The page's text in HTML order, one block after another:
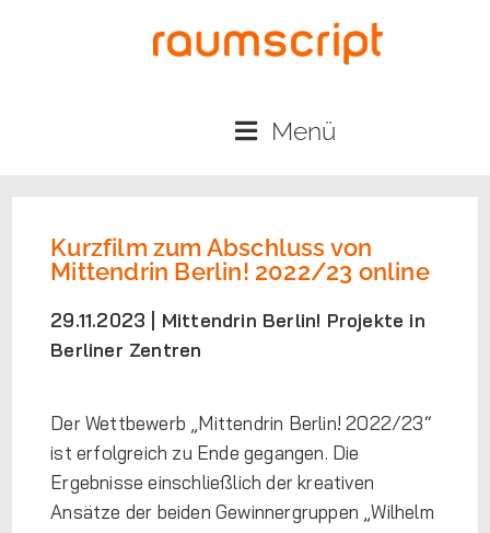
Menü
Kurzfilm zum Abschluss von
Mittendrin Berlin! 2022/23 online
29.11.2023 | Mittendrin Berlin! Projekte in
Berliner Zentren
Der Wettbewerb „Mittendrin Berlin! 2022/23“
ist erfolgreich zu Ende gegangen. Die
Ergebnisse einschließlich der kreativen
Ansätze der beiden Gewinnergruppen „Wilhelm